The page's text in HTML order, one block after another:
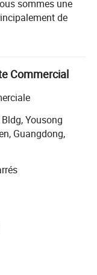
sommes une
de
tout
et doit être
nous ont
de compagnie,
mobilier de jardin,
aux clients avec
Commercial
Yousong
Guangdong,